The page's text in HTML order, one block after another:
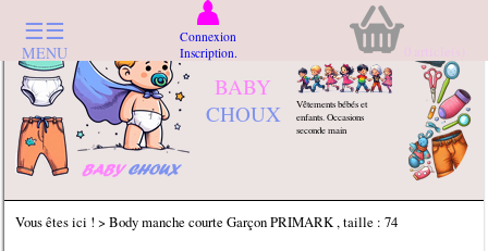
☰☰
MENU
Connexion
Inscription.
BABY
CHOUX
Vêtements bébés et
enfants. Occasions
seconde main
Vous êtes ici ! > Body manche courte Garçon PRIMARK , taille : 74